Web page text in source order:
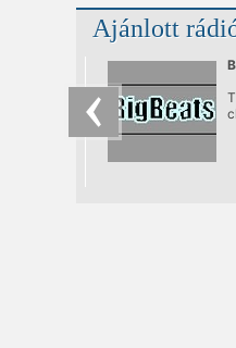
Ajánlott